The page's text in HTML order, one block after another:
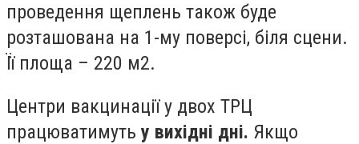
проведення щеплень також буде
розташована на 1-му поверсі, біля сцени.
Її площа – 220 м2.
Центри вакцинації у двох ТРЦ
працюватимуть у вихідні дні. Якщо